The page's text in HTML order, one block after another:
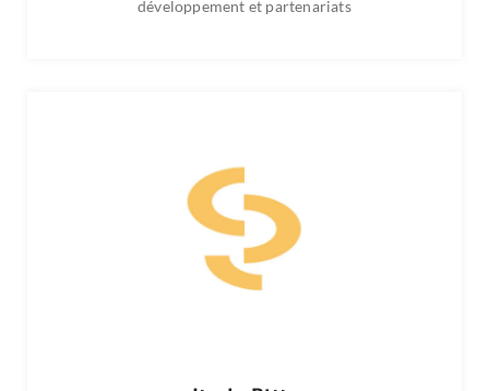
développement et partenariats